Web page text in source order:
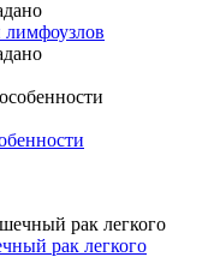
лимфоузлов
рак легкого